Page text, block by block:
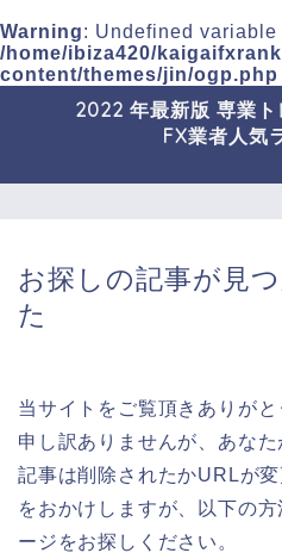
Warning: Undefined variable
/home/ibiza420/
content/themes/jin/ogp.php
2022 年最新版 専業
FX業者人気
お探しの記事が見
た
当サイトをご覧頂きありがと
申し訳ありませんが、あな
記事は削除されたかURLが
をおかけしますが、以下の
ージをお探しください。